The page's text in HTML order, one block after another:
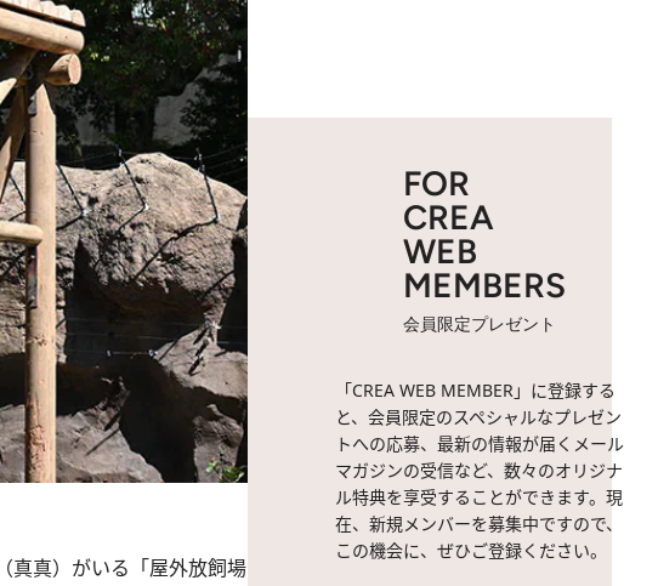
真真）がいる「屋外放飼場
FOR
CREA
WEB
MEMBERS
会員限定プレゼント
「CREA WEB MEMBER」に登録する
と、会員限定のスペシャルなプレゼン
トへの応募、最新の情報が届くメール
マガジンの受信など、数々のオリジナ
ル特典を享受することができます。現
在、新規メンバーを募集中ですので、
この機会に、ぜひご登録ください。